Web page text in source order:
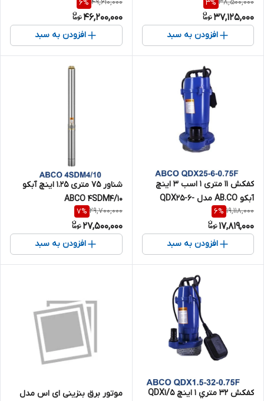
38,500,000
3%
37,125,000
افزودن به سبد
SHF7AR
49,610,000
6%
46,200,000
افزودن به سبد
کفکش 11 متری 1 اسب 3 اینچ
آبکو AB.CO مدل QDX25-6-
0.75F
19,118,000
6%
17,819,000
افزودن به سبد
شناور 75 متری 1.25 اینچ آبکو
ABCO 4SDM4/10
29,700,000
7%
27,500,000
افزودن به سبد
كفكش 32 متري 1 اينچ QDX1/5
موتور برق بنزینی ای اس مدل